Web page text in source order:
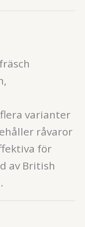
varianter
råvaror
för
av British